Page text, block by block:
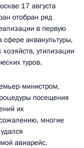
17 августа
отобран ряд
в первую
сфере аквакультуры,
утилизации
туров.
министром,
посещения
их
многие
авиарейс.